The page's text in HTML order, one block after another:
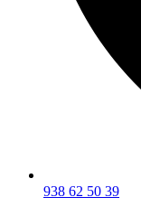
938 62 50 39